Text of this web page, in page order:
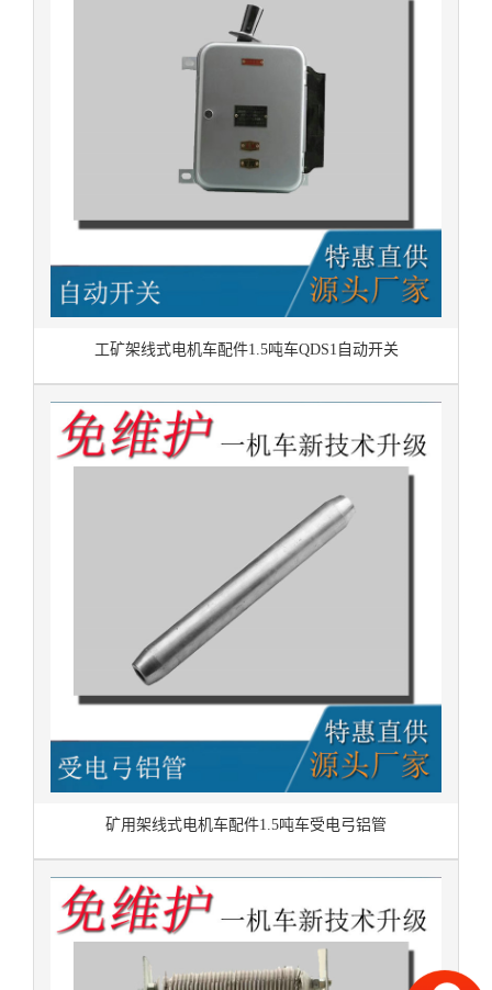
工矿架线式电机车配件1.5吨车QDS1自动开关
矿用架线式电机车配件1.5吨车受电弓铝管